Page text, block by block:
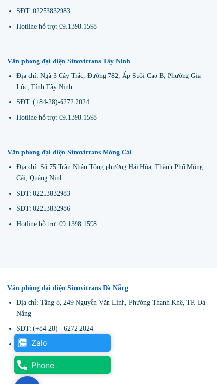
SĐT: 02253832983
Hotline hỗ trợ: 09.1398.1598
Văn phòng đại diện Sinovitrans Tây Ninh
Địa chỉ: Ngã 3 Cây Trắc, Đường 782, Ấp Suối Cao B, Phường Gia
Lộc, Tỉnh Tây Ninh
SĐT: (+84-28)-6272 2024
Hotline hỗ trợ: 09.1398.1598
Văn phòng đại diện Sinovitrans Móng Cái
Địa chỉ: Số 75 Trần Nhân Tông phường Hải Hòa, Thành Phố Móng
Cái, Quảng Ninh
SĐT: 02253832983
SĐT: 02253832986
Hotline hỗ trợ: 09.1398.1598
Văn phòng đại diện Sinovitrans Đà Nẵng
Địa chỉ: Tầng 8, 249 Nguyễn Văn Linh, Phường Thanh Khê, TP. Đà
Nẵng
SĐT: (+84-28) - 6272 2024
Hotline hỗ trợ: 09.1398.1598
Zalo
Zalo
Phone
Phone